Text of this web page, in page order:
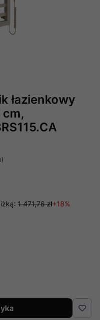
łazienkowy
1 471,76 zł+18%